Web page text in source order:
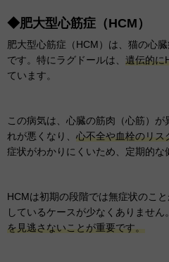
◆肥大型心筋症（HCM）
肥大型心筋症（HCM）は、猫の心
です。特にラグドールは、 遺伝的に
ています。
この病気は、心臓の筋肉（心筋）
れが悪くなり、 心不全や血栓のリス
症状がわかりにくいため、定期的な
HCMは初期の段階では無症状のこ
しているケースが少なくありません
を見逃さないことが重要です。